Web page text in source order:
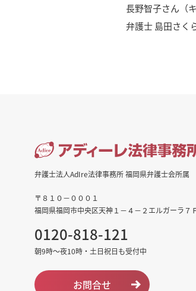
長野智子さん（
弁護士 島田さく
弁護士法人AdIre法律事務所 福岡県弁護士会所属
〒８１０－０００１
福岡県福岡市中央区天神１－４－２エルガーラ７
0120-818-121
朝9時～夜10時・土日祝日も受付中
お問合せ